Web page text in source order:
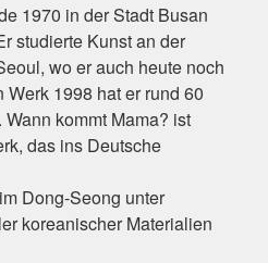
1970 in der Stadt Busan
studierte Kunst an der
wo er auch heute noch
1998 hat er rund 60
kommt Mama? ist
das ins Deutsche
Dong-Seong unter
koreanischer Materialien